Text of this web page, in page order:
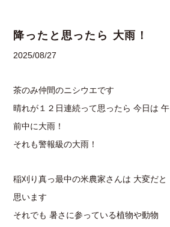
降ったと思ったら 大雨！
2025/08/27
茶のみ仲間のニシウエです
晴れが１２日連続って思ったら 今日は 午
前中に大雨！
それも警報級の大雨！
稲刈り真っ最中の米農家さんは 大変だと
思います
それでも 暑さに参っている植物や動物